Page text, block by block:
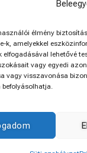
élmény
k, amelyekkel
elfogadásával lehetővé
vagy egyedi
vagy visszavonása
Adatvédelmi
Impresszum